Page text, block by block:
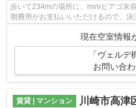
歩いて234mの場所に、miniピアゴ末
期費用がお支払いいただけるので、決
広がる2駅利用可能な物件です。共用
現在空室情報
「ヴェル
お問い合
賃貸 | マンション 川崎市高津区